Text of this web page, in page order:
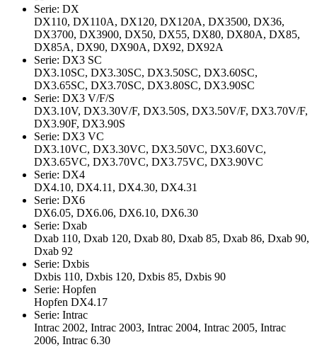
Serie: DX
DX110, DX110A, DX120, DX120A, DX3500, DX36,
DX3700, DX3900, DX50, DX55, DX80, DX80A, DX85,
DX85A, DX90, DX90A, DX92, DX92A
Serie: DX3 SC
DX3.10SC, DX3.30SC, DX3.50SC, DX3.60SC,
DX3.65SC, DX3.70SC, DX3.80SC, DX3.90SC
Serie: DX3 V/F/S
DX3.10V, DX3.30V/F, DX3.50S, DX3.50V/F, DX3.70V/F,
DX3.90F, DX3.90S
Serie: DX3 VC
DX3.10VC, DX3.30VC, DX3.50VC, DX3.60VC,
DX3.65VC, DX3.70VC, DX3.75VC, DX3.90VC
Serie: DX4
DX4.10, DX4.11, DX4.30, DX4.31
Serie: DX6
DX6.05, DX6.06, DX6.10, DX6.30
Serie: Dxab
Dxab 110, Dxab 120, Dxab 80, Dxab 85, Dxab 86, Dxab 90,
Dxab 92
Serie: Dxbis
Dxbis 110, Dxbis 120, Dxbis 85, Dxbis 90
Serie: Hopfen
Hopfen DX4.17
Serie: Intrac
Intrac 2002, Intrac 2003, Intrac 2004, Intrac 2005, Intrac
2006, Intrac 6.30